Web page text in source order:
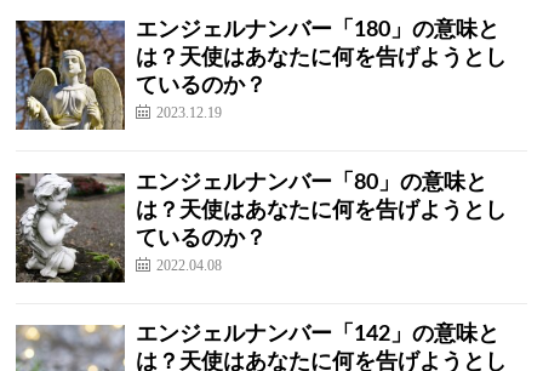
エンジェルナンバー「180」の意味と
は？天使はあなたに何を告げようとし
ているのか？
2023.12.19
エンジェルナンバー「80」の意味と
は？天使はあなたに何を告げようとし
ているのか？
2022.04.08
エンジェルナンバー「142」の意味と
は？天使はあなたに何を告げようとし